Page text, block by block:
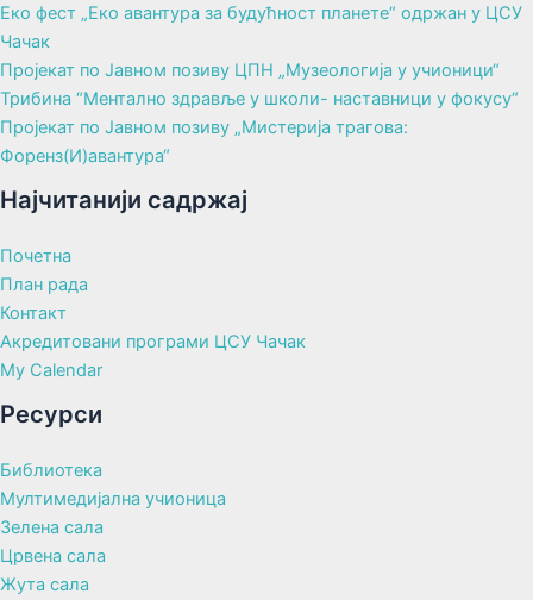
Еко фест „Еко авантура за будућност планете“ одржан у ЦСУ
Чачак
Пројекат по Јавном позиву ЦПН „Музеологија у учионици“
Трибина “Ментално здравље у школи- наставници у фокусу“
Пројекат по Јавном позиву „Мистерија трагова:
Форенз(И)авантура“
Најчитанији садржај
Почетна
План рада
Контакт
Акредитовани програми ЦСУ Чачак
My Calendar
Ресурси
Библиотека
Мултимедијална учионица
Зелена сала
Црвена сала
Жута сала